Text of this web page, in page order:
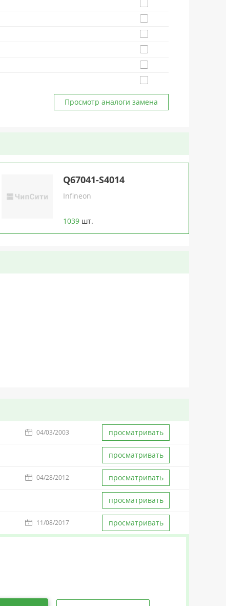
Просмотр аналоги замена
Q67041-S4014
Infineon
1039 шт.
04/03/2003 просматривать
просматривать
04/28/2012 просматривать
просматривать
11/08/2017 просматривать